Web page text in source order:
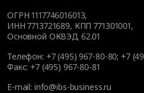
ОГРН 1117746016013,
ИНН 7713721689, КПП 771301001,
Основной ОКВЭД 62.01
Телефон: +7 (495) 967-80-80; +7
Факс: +7 (495) 967-80-81
E-mail: info@ibs-business.ru